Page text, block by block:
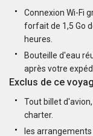
Connexion Wi-Fi
forfait de 1,5 Go
heures.
Bouteille d'eau
après votre
Exclus de ce
Tout billet
charter.
les